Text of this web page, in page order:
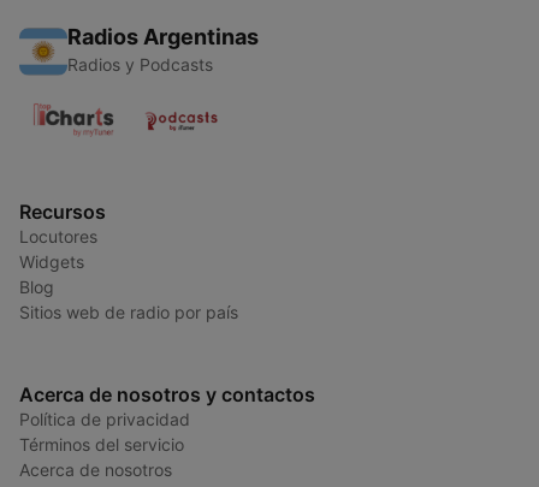
Radios Argentinas
Radios y Podcasts
Recursos
Locutores
Widgets
Blog
Sitios web de radio por país
Acerca de nosotros y contactos
Política de privacidad
Términos del servicio
Acerca de nosotros